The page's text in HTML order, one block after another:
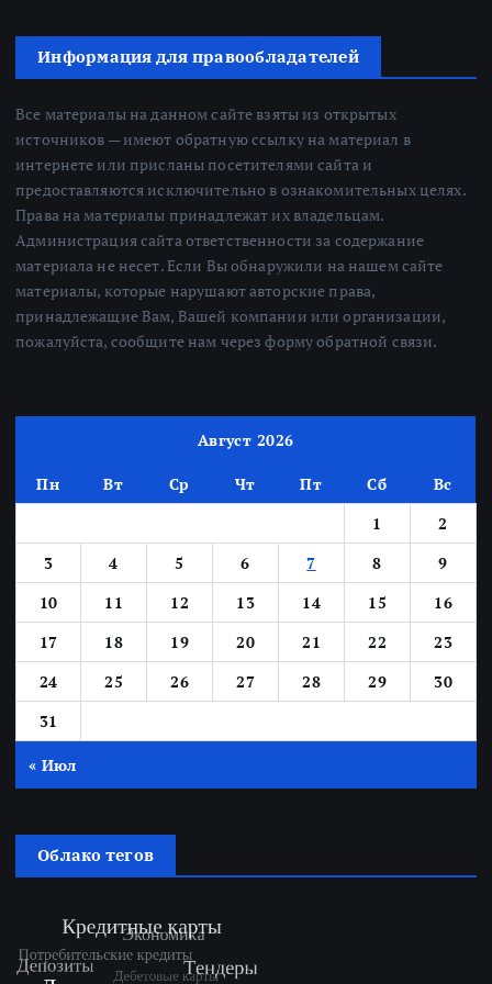
Информация для правообладателей
Все материалы на данном сайте взяты из открытых
источников — имеют обратную ссылку на материал в
интернете или присланы посетителями сайта и
предоставляются исключительно в ознакомительных целях.
Права на материалы принадлежат их владельцам.
Администрация сайта ответственности за содержание
материала не несет. Если Вы обнаружили на нашем сайте
материалы, которые нарушают авторские права,
принадлежащие Вам, Вашей компании или организации,
пожалуйста, сообщите нам через форму обратной связи.
Август 2026
Пн Вт Ср Чт Пт Сб
Вс
1
2
3
4 5 6 7 8
9
10
11 12 13 14 15
16
17
18 19 20 21 22
23
24
25 26 27 28 29
30
31
« Июл
Облако тегов